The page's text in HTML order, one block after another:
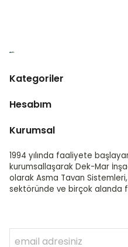
Kategoriler
Hesabım
Kurumsal
1994 yılında faaliyete
kurumsallaşarak Dek-Mar
olarak Asma Tavan
sektöründe ve birçok